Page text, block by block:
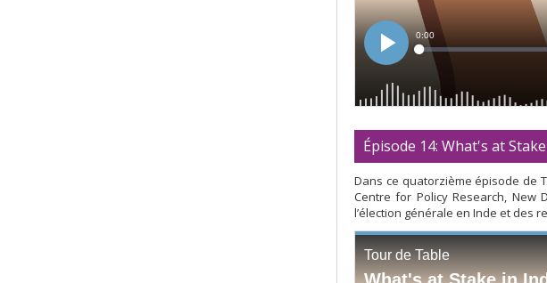
Épisode 14: What's at
Dans ce quatorzième épisode de
Centre for Policy Research, New
l’élection générale en Inde et des